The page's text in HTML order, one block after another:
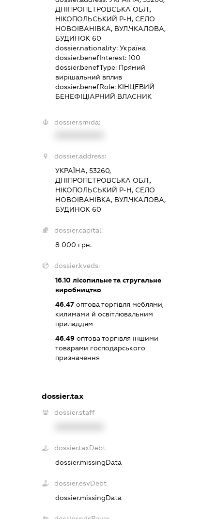
ДНІПРОПЕТРОВСЬКА ОБЛ.,
НІКОПОЛЬСЬКИЙ Р-Н, СЕЛО
НОВОІВАНІВКА, ВУЛ.ЧКАЛОВА,
БУДИНОК 60
dossier.nationality: Україна
dossier.benefInterest: 100
dossier.benefType: Прямий
вирішальний вплив
dossier.benefRole: КІНЦЕВИЙ
БЕНЕФІЦІАРНИЙ ВЛАСНИК
dossier.smida:
dossier.address:
УКРАЇНА, 53260,
ДНІПРОПЕТРОВСЬКА ОБЛ.,
НІКОПОЛЬСЬКИЙ Р-Н, СЕЛО
НОВОІВАНІВКА, ВУЛ.ЧКАЛОВА,
БУДИНОК 60
dossier.capital:
8 000 грн.
dossier.kveds:
16.10лісопильне та стругальне
виробництво
46.47оптова торгівля меблями,
килимами й освітлювальним
приладдям
46.49оптова торгівля іншими
товарами господарського
призначення
dossier.tax
dossier.staff
dossier.taxDebt
dossier.missingData
dossier.esvDebt
dossier.missingData